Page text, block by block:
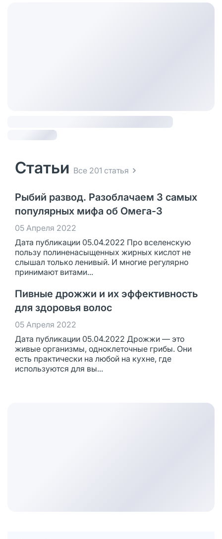
Статьи Все 201 статья
Рыбий развод. Разоблачаем 3 самых
популярных мифа об Омега-3
05 Апреля 2022
Дата публикации 05.04.2022 Про вселенскую
пользу полиненасыщенных жирных кислот не
слышал только ленивый. И многие регулярно
принимают витами...
Пивные дрожжи и их эффективность
для здоровья волос
05 Апреля 2022
Дата публикации 05.04.2022 Дрожжи — это
живые организмы, одноклеточные грибы. Они
есть практически на любой на кухне, где
используются для вы...